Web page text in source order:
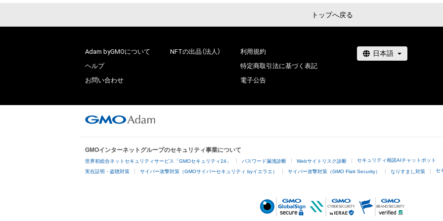
法的責任も負わないものとします。
トップへ戻る
Adam byGMOについて
ヘルプ
お問い合わせ
NFTの出品（法人）
利用規約
特定商取引法に基づく表記
電子公告
GMOインターネットグループのセキュリティ事業について
世界初総合ネットセキュリティサービス「GMOセキュリティ24」 パスワード漏洩診断 Webサイトリスク診断 セキュリティ相談AIチャットボット
実在証明・盗聴対策 サイバー攻撃対策（GMOサイバーセキュリティ byイエラエ） サイバー攻撃対策（GMO Flatt Security） なりすまし対策 セ